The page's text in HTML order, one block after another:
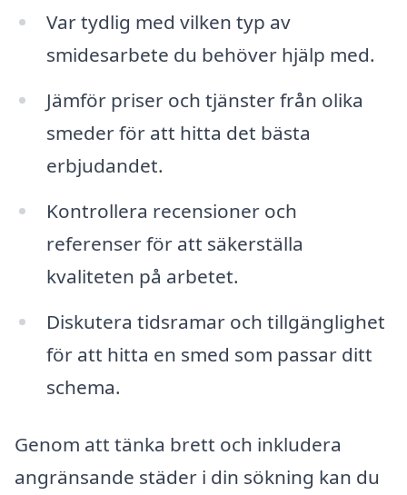
Var tydlig med vilken typ av
smidesarbete du behöver hjälp med.
Jämför priser och tjänster från olika
smeder för att hitta det bästa
erbjudandet.
Kontrollera recensioner och
referenser för att säkerställa
kvaliteten på arbetet.
Diskutera tidsramar och tillgänglighet
för att hitta en smed som passar ditt
schema.
Genom att tänka brett och inkludera
angränsande städer i din sökning kan du